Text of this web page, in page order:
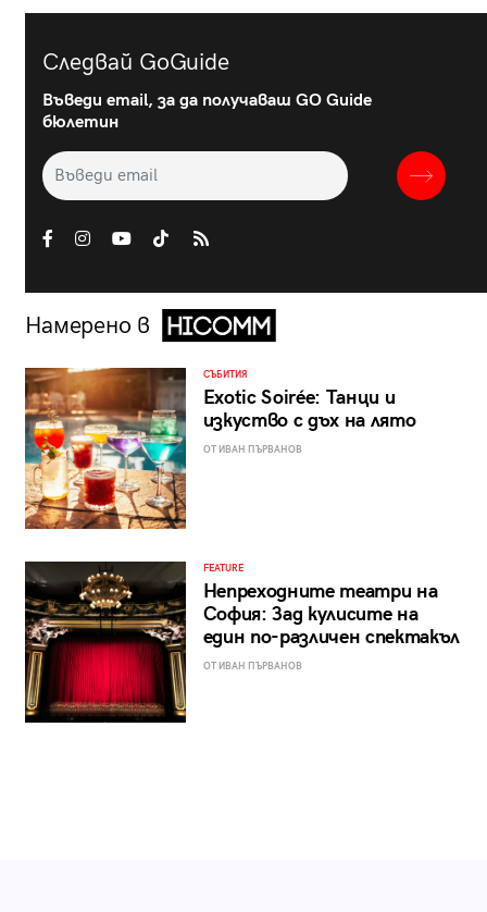
Следвай GoGuide
Въведи email, за да получаваш GO Guide
бюлетин
Намерено в
СЪБИТИЯ
Exotic Soirée: Танци и
изкуство с дъх на лято
ОТ ИВАН ПЪРВАНОВ
FEATURE
Непреходните театри на
София: Зад кулисите на
един по-различен спектакъл
ОТ ИВАН ПЪРВАНОВ